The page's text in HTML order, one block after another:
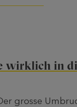
Zukunft
Wer